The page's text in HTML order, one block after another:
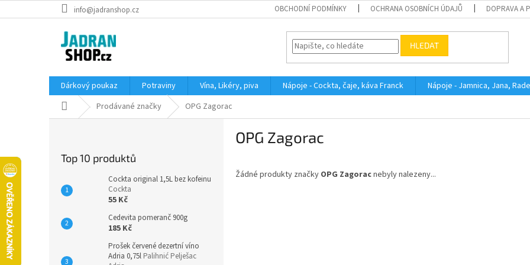
na
info@jadranshop.cz OBCHODNÍ PODMÍNKY OCHRANA OSOBNÍCH ÚDAJŮ DOPRAVA A
HLEDAT
Dárkový poukaz Potraviny Vína, Likéry, piva Nápoje - Cockta, čaje, káva Franck Nápoje - Jamnica, Jana,
Domů Prodávané značky OPG Zagorac
Top 10 produktů
Cockta original 1,5L bez kofeinu
Cockta
55 Kč
Cedevita pomeranč 900g
185 Kč
Prošek červené dezertní víno
Adria 0,75l Palihnić Pelješac
OPG Zagorac
Žádné produkty značky OPG Zagoracnebyly nalezeny...